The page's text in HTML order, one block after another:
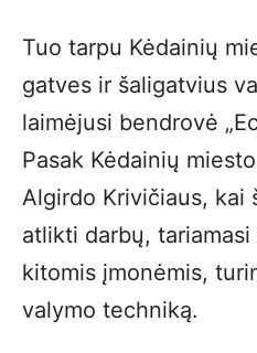
Tuo tarpu Kėdainių
gatves ir šaligatvius
laimėjusi bendrovė
Pasak Kėdainių
Algirdo Krivičiaus, kai
atlikti darbų,
kitomis įmonėmis,
valymo techniką.